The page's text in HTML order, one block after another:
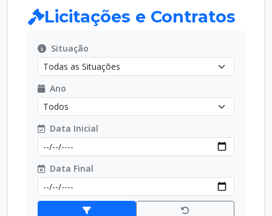
Licitações e Contratos
Situação
Ano
Data Inicial
Data Final